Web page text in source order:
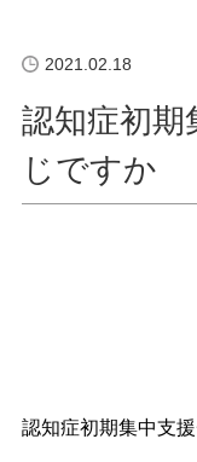
2021.02.18
認知症初期
じですか
認知症初期集中支